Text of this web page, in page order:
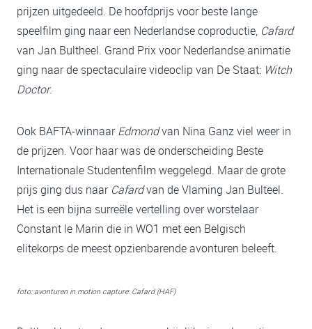
prijzen uitgedeeld. De hoofdprijs voor beste lange
speelfilm ging naar een Nederlandse coproductie, Cafard
van Jan Bultheel. Grand Prix voor Nederlandse animatie
ging naar de spectaculaire videoclip van De Staat: Witch
Doctor.
Ook BAFTA-winnaarEdmondvan Nina Ganz viel weer in
de prijzen. Voor haar was de onderscheiding Beste
Internationale Studentenfilm weggelegd. Maar de grote
prijs ging dus naar Cafardvan de Vlaming Jan Bulteel.
Het is een bijna surreële vertelling over worstelaar
Constant le Marin die in WO1 met een Belgisch
elitekorps de meest opzienbarende avonturen beleeft.
foto: avonturen in motion capture: Cafard (HAF)